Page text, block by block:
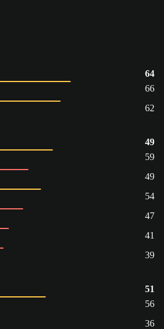
64
66
62
49
59
49
54
47
41
39
51
56
36